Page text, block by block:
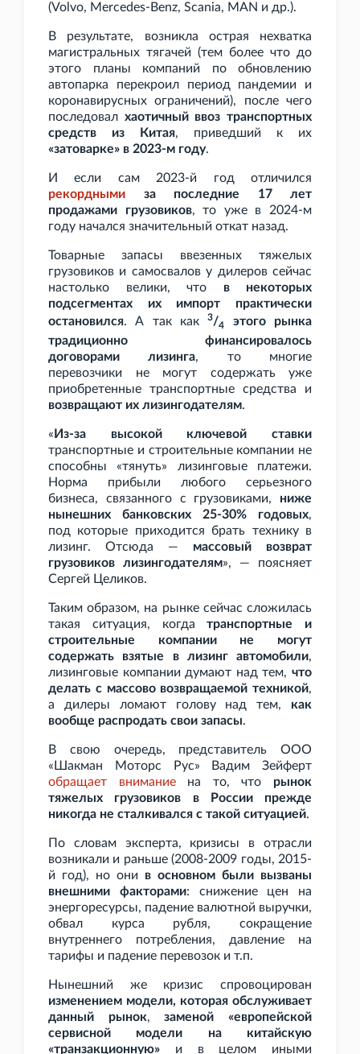
(Volvo, Mercedes-Benz, Scania, MAN и др.).
В результате, возникла острая нехватка
магистральных тягачей (тем более что до
этого планы компаний по обновлению
автопарка перекроил период пандемии и
коронавирусных ограничений), после чего
последовал хаотичный ввоз транспортных
средств из Китая, приведший к их
«затоварке» в 2023-м году.
И если сам 2023-й год отличился
рекордными за последние 17
лет
продажами грузовиков, то уже в 2024-м
году начался значительный откат назад.
Товарные запасы ввезенных тяжелых
грузовиков и самосвалов у дилеров сейчас
настолько велики, что в некоторых
подсегментах их импорт практически
остановился. А так как3/4
этого рынка
традиционно финансировалось
договорами лизинга, то многие
перевозчики не могут содержать уже
приобретенные транспортные средства и
возвращают их лизингодателям.
«Из-за высокой ключевой ставки
транспортные и строительные компании не
способны «тянуть» лизинговые платежи.
Норма прибыли любого серьезного
бизнеса, связанного с грузовиками, ниже
нынешних банковских 25-30% годовых,
под которые приходится брать технику в
лизинг. Отсюда — массовый возврат
грузовиков лизингодателям», — поясняет
Сергей Целиков.
Таким образом, на рынке сейчас сложилась
такая ситуация, когдатранспортные и
строительные компании не могут
содержать взятые в лизинг автомобили,
лизинговые компании думают над тем, что
делать с массово возвращаемой техникой,
а дилеры ломают голову над тем, как
вообще распродать свои запасы.
В свою очередь, представитель ООО
«Шакман Моторс Рус» Вадим Зейферт
обращает вниманиена то, что рынок
тяжелых грузовиков в России прежде
никогда не сталкивался с такой ситуацией.
По словам эксперта, кризисы в отрасли
возникали и раньше (2008-2009 годы, 2015-
й год), но они в основном были вызваны
внешними факторами: снижение цен на
энергоресурсы, падение валютной выручки,
обвал курса рубля, сокращение
внутреннего потребления, давление на
тарифы и падение перевозок и т.п.
Нынешний же кризис спровоцирован
изменением модели, которая обслуживает
данный рынок,заменой «европейской
сервисной модели на китайскую
«транзакционную» и в целом иными